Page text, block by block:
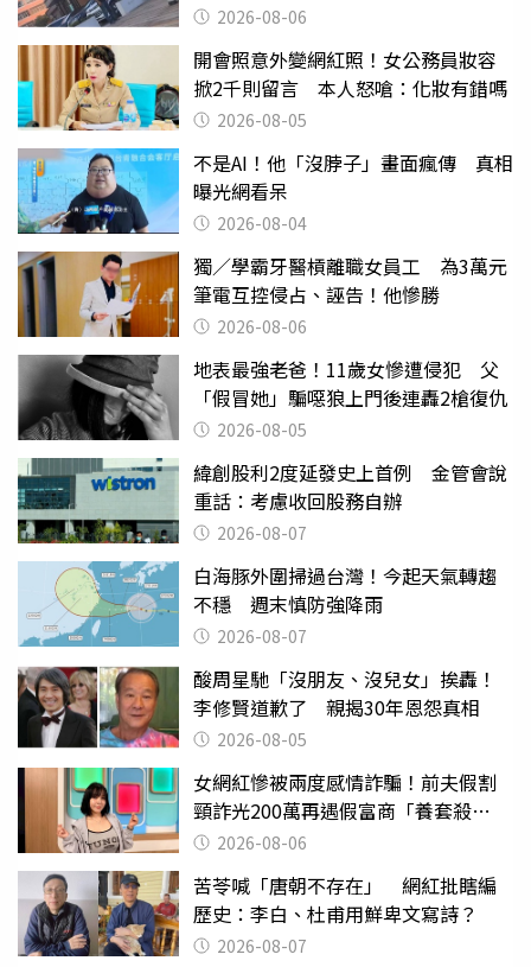
2026-08-06
開會照意外變網紅照！女公務員妝容
掀2千則留言 本人怒嗆：化妝有錯嗎
2026-08-05
不是AI！他「沒脖子」畫面瘋傳 真相
曝光網看呆
2026-08-04
獨／學霸牙醫槓離職女員工 為3萬元
筆電互控侵占、誣告！他慘勝
2026-08-06
地表最強老爸！11歲女慘遭侵犯 父
「假冒她」騙噁狼上門後連轟2槍復仇
2026-08-05
緯創股利2度延發史上首例 金管會說
重話：考慮收回股務自辦
2026-08-07
白海豚外圍掃過台灣！今起天氣轉趨
不穩 週末慎防強降雨
2026-08-07
酸周星馳「沒朋友、沒兒女」挨轟！
李修賢道歉了 親揭30年恩怨真相
2026-08-05
女網紅慘被兩度感情詐騙！前夫假割
頸詐光200萬再遇假富商「養套殺
2000萬」
2026-08-06
苦苓喊「唐朝不存在」 網紅批瞎編
歷史：李白、杜甫用鮮卑文寫詩？
2026-08-07